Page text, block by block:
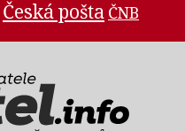
Česká pošta ČNB